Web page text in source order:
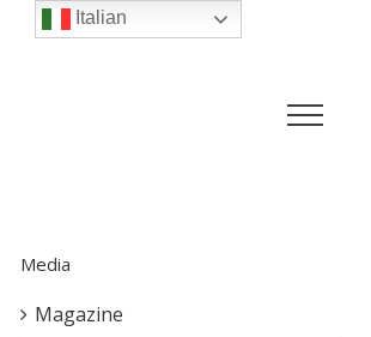
Media
Magazine
Italian